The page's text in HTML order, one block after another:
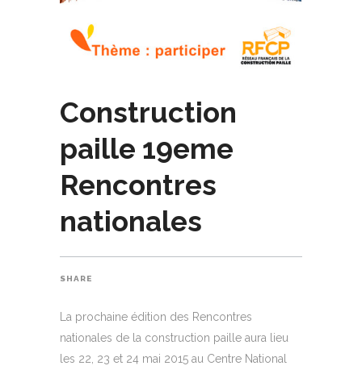
Construction
paille 19eme
Rencontres
nationales
SHARE
La prochaine édition des Rencontres
nationales de la construction paille aura lieu
les 22, 23 et 24 mai 2015 au Centre National